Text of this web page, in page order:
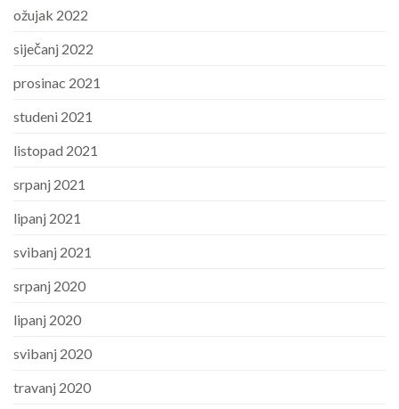
ožujak 2022
siječanj 2022
prosinac 2021
studeni 2021
listopad 2021
srpanj 2021
lipanj 2021
svibanj 2021
srpanj 2020
lipanj 2020
svibanj 2020
travanj 2020